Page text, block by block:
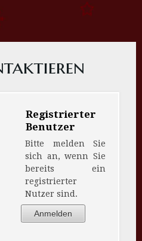
Registrierter
Benutzer
Bitte melden Sie
sich an, wenn Sie
bereits ein
registrierter
Nutzer sind.
Anmelden